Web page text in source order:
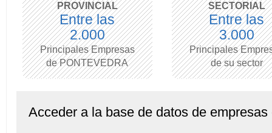
PROVINCIAL
Entre las
2.000
Principales Empresas
de PONTEVEDRA
SECTORIAL
Entre las
3.000
Principales
de su sector
Acceder a la base de datos de